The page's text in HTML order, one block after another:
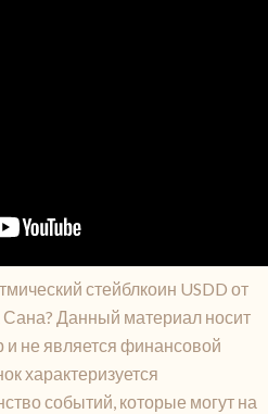
стейблкоин USDD от
Данный материал носит
не является финансовой
характеризуется
событий, которые могут на